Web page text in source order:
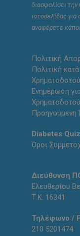
διασφαλίσει
ιστοσελίδας
αναφέρετε
Πολιτική
Πολιτική
Ενημέρωση
Προηγούμενη
Diabetes
Όροι
Διεύθυνση
Ελευθερίου
Τ.Κ. 16341
Τηλέφωνο /
210 5201474